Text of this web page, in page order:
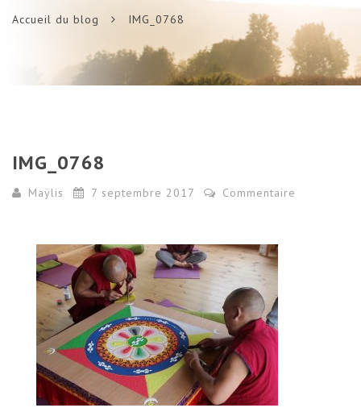
Accueil du blog IMG_0768
IMG_0768
Maÿlis 7 septembre 2017 Commentaire